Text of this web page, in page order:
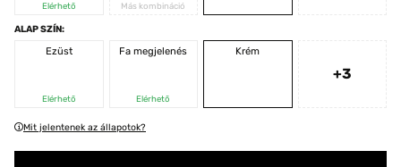
Elérhető Más kombináció
ALAP SZÍN:
Ezüst
Elérhető
Fa megjelenés
Elérhető
Krém
+3
Mit jelentenek az állapotok?